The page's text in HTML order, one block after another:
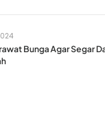
Bunga Agar Segar